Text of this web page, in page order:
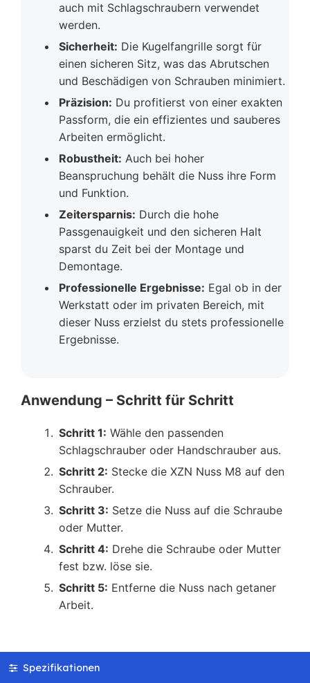
auch mit Schlagschraubern verwendet
werden.
Sicherheit: Die Kugelfangrille sorgt für
einen sicheren Sitz, was das Abrutschen
und Beschädigen von Schrauben minimiert.
Präzision: Du profitierst von einer exakten
Passform, die ein effizientes und sauberes
Arbeiten ermöglicht.
Robustheit: Auch bei hoher
Beanspruchung behält die Nuss ihre Form
und Funktion.
Zeitersparnis: Durch die hohe
Passgenauigkeit und den sicheren Halt
sparst du Zeit bei der Montage und
Demontage.
Professionelle Ergebnisse: Egal ob in der
Werkstatt oder im privaten Bereich, mit
dieser Nuss erzielst du stets professionelle
Ergebnisse.
Anwendung – Schritt für Schritt
Schritt 1: Wähle den passenden
Schlagschrauber oder Handschrauber aus.
Schritt 2: Stecke die XZN Nuss M8 auf den
Schrauber.
Schritt 3: Setze die Nuss auf die Schraube
oder Mutter.
Schritt 4: Drehe die Schraube oder Mutter
fest bzw. löse sie.
Schritt 5: Entferne die Nuss nach getaner
Arbeit.
Spezifikationen